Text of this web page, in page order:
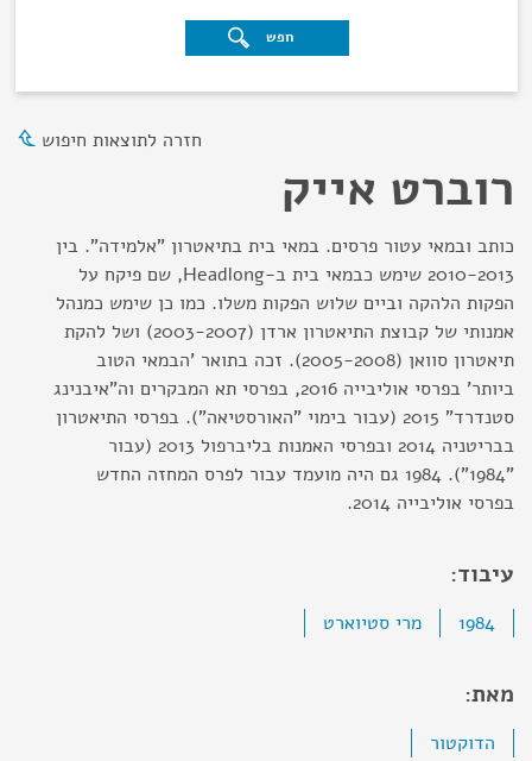
חפש
חזרה לתוצאות חיפוש
רוברט אייק
כותב ובמאי עטור פרסים. במאי בית בתיאטרון "אלמידה". בין
2010-2013 שימש כבמאי בית ב-Headlong, שם פיקח על
הפקות הלהקה וביים שלוש הפקות משלו. כמו כן שימש כמנהל
אמנותי של קבוצת התיאטרון ארדן (2003-2007) ושל להקת
תיאטרון סוואן (2005-2008). זכה בתואר 'הבמאי הטוב
ביותר' בפרסי אוליבייה 2016, בפרסי תא המבקרים וה"איבנינג
סטנדרד" 2015 (עבור בימוי "האורסטיאה"). בפרסי התיאטרון
בבריטניה 2014 ובפרסי האמנות בליברפול 2013 (עבור
"1984"). 1984 גם היה מועמד עבור לפרס המחזה החדש
בפרסי אוליבייה 2014.
עיבוד:
1984 מרי סטיוארט
מאת:
הדוקטור